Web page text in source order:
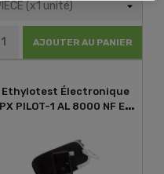
AJOUTER AU PANIER
Ethylotest Électronique
PX PILOT-1 AL 8000 NF EN